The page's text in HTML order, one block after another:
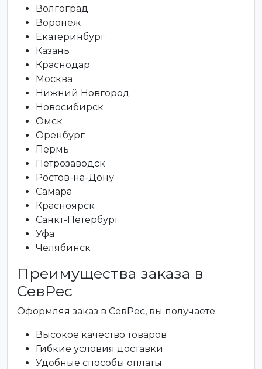
Волгоград
Воронеж
Екатеринбург
Казань
Краснодар
Москва
Нижний Новгород
Новосибирск
Омск
Оренбург
Пермь
Петрозаводск
Ростов-на-Дону
Самара
Красноярск
Санкт-Петербург
Уфа
Челябинск
Преимущества заказа в
СевРес
Оформляя заказ в СевРес, вы получаете:
Высокое качество товаров
Гибкие условия доставки
Удобные способы оплаты